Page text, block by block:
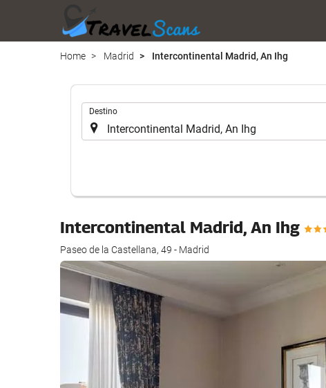
Home Madrid Intercontinental Madrid, An Ihg
Destino
Intercontinental Madrid, An Ihg
Paseo de la Castellana, 49 - Madrid